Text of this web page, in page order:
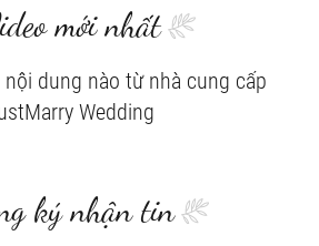
mới nhất
dung nào từ nhà cung cấp
Wedding
ký nhận tin